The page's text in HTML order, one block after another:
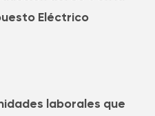
Eléctrico
laborales que